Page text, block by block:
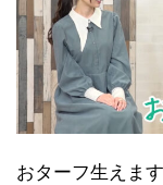
おターフ生えま